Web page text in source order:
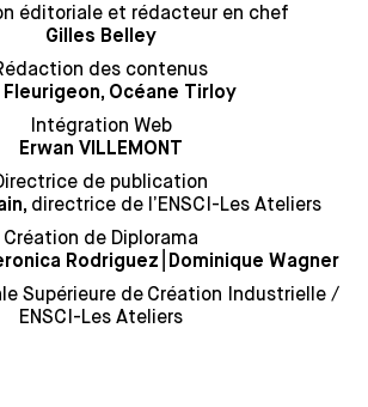
éditoriale et rédacteur en chef
Gilles Belley
des contenus
Fleurigeon, Océane Tirloy
Intégration Web
Erwan VILLEMONT
de publication
directrice de l’ENSCI-Les Ateliers
Création de Diplorama
Rodriguez Dominique Wagner
Supérieure de Création Industrielle /
ENSCI-Les Ateliers